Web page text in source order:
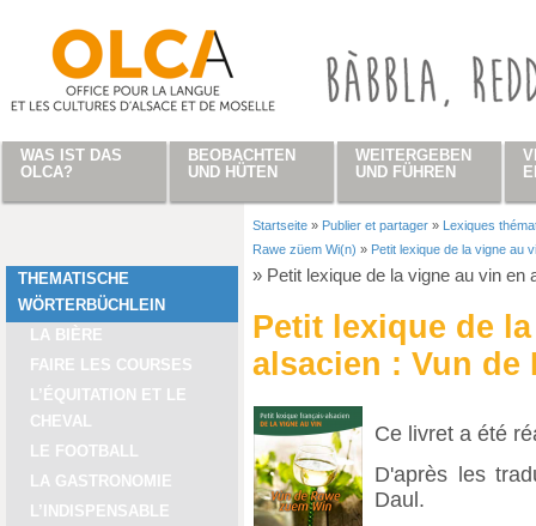
THEMATISCHE
WÖRTERBÜCHLEIN
LA BIÈRE
FAIRE LES COURSES
L’ÉQUITATION ET LE
CHEVAL
LE FOOTBALL
LA GASTRONOMIE
L’INDISPENSABLE
Sie sind hier
Startseite » Publier et partager » Lexiques
Rawe züem Wi(n) » Petit lexique de la vigne au
» Petit lexique de la vigne au vin
Petit lexique de
alsacien : Vun de
Ce livret a été
D'après les
Daul.
WAS IST DAS
OLCA?
BEOBACHTEN
UND HÜTEN
WEITERGEBEN
UND FÜHREN